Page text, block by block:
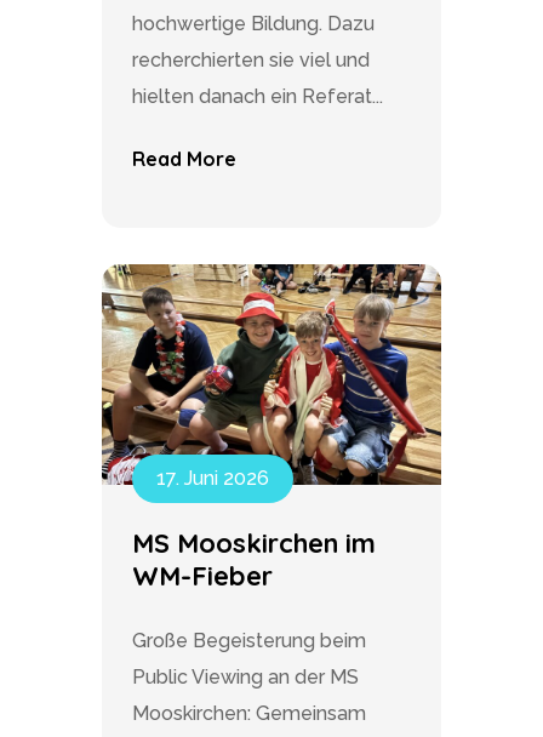
hochwertige Bildung. Dazu
recherchierten sie viel und
hielten danach ein Referat...
Read More
17. Juni 2026
MS Mooskirchen im
WM-Fieber
Große Begeisterung beim
Public Viewing an der MS
Mooskirchen: Gemeinsam